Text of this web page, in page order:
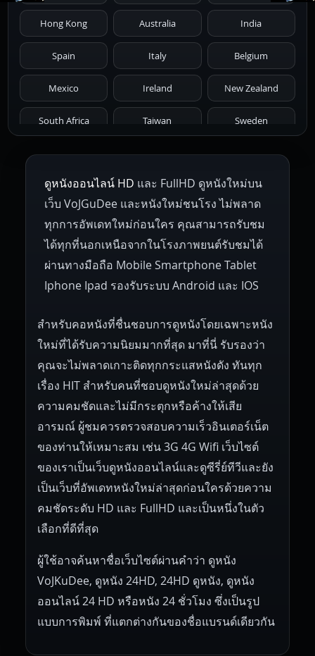
1976 1975 1974 1973 1972
1971 1970 1969 1968 1967
1966 1965 1964 1963 1962
1959 1955
1945 1942 1941 1940 1939
1937 1930
Hong Kong Australia India
Spain Italy Belgium
Mexico Ireland New Zealand
South Africa Taiwan Sweden
Netherlands Russia Poland
Hungary Denmark Bulgaria
Czech Republic Brazil Turkey
ดูหนังออนไลน์ HD และ FullHD ดูหนังใหม่บน
เว็บ VoJGuDee และหนังใหม่ชนโรง ไม่พลาด
ทุกการอัพเดทใหม่ก่อนใคร คุณสามารถรับชม
ได้ทุกที่นอกเหนือจากในโรงภาพยนต์รับชมได้
ผ่านทางมือถือ Mobile Smartphone Tablet
Iphone Ipad รองรับระบบ Android และ IOS
สำหรับคอหนังที่ชื่นชอบการดูหนังโดยเฉพาะหนัง
ใหม่ที่ได้รับความนิยมมากที่สุด มาที่นี่ รับรองว่า
คุณจะไม่พลาดเกาะติดทุกกระแสหนังดัง ทันทุก
เรื่อง HIT สำหรับคนที่ชอบดูหนังใหม่ล่าสุดด้วย
ความคมชัดและไม่มีกระตุกหรือค้างให้เสีย
อารมณ์ ผู้ชมควรตรวจสอบความเร็วอินเตอร์เน็ต
ของท่านให้เหมาะสม เช่น 3G 4G Wifi เว็บไซต์
ของเราเป็นเว็บดูหนังออนไลน์และดูซีรี่ย์ทีวีและยัง
เป็นเว็บที่อัพเดทหนังใหม่ล่าสุดก่อนใครด้วยความ
คมชัดระดับ HD และ FullHD และเป็นหนึ่งในตัว
เลือกที่ดีที่สุด
ผู้ใช้อาจค้นหาชื่อเว็บไซต์ผ่านคำว่า ดูหนัง
VoJKuDee, ดูหนัง 24HD, 24HD ดูหนัง, ดูหนัง
ออนไลน์ 24 HD หรือหนัง 24 ชั่วโมง ซึ่งเป็นรูป
แบบการพิมพ์ ที่แตกต่างกันของชื่อแบรนด์เดียวกัน